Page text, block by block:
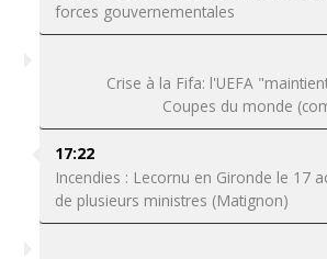
forces gouvernementales
Crise à la Fifa: l'UEFA
Coupes du monde
17:22
Incendies : Lecornu en Gironde le 17
de plusieurs ministres (Matignon)